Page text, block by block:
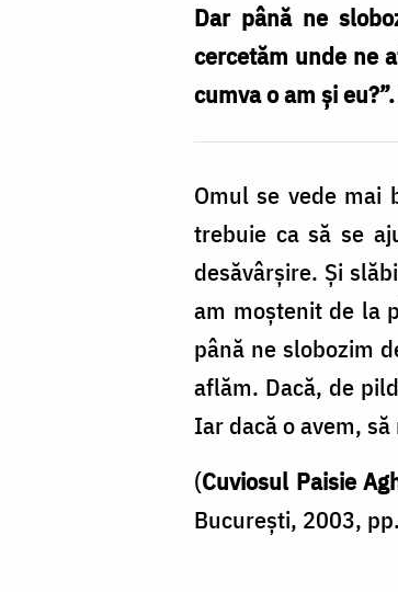
Dar până ne
cercetăm unde ne
cumva o am şi
Omul se vede mai
trebuie ca să se
desăvârşire. Şi
am moştenit de la
până ne slobozim
aflăm. Dacă, de
Iar dacă o avem,
(Cuviosul Paisie
București, 2003,